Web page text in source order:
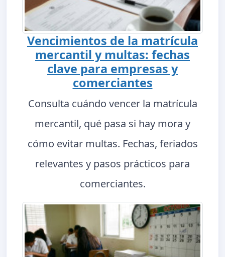
Vencimientos de la matrícula
mercantil y multas: fechas
clave para empresas y
comerciantes
Consulta cuándo vencer la matrícula
mercantil, qué pasa si hay mora y
cómo evitar multas. Fechas, feriados
relevantes y pasos prácticos para
comerciantes.